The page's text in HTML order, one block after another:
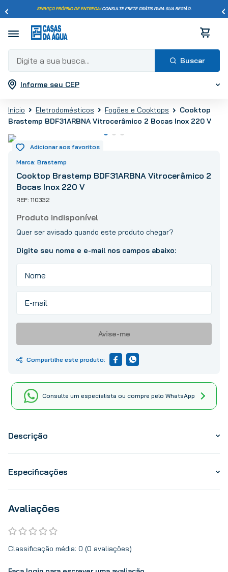
SERVIÇO PRÓPRIO DE ENTREGA!CONSULTE FRETE GRÁTIS PARA SUA REGIÃO.
Digite a sua busca...
Informe seu CEP
Eletrodomésticos Fogões e Cooktops
Cooktop
Brastemp BDF31ARBNA Vitrocerâmico 2 Bocas Inox 220 V
Brastemp
Cooktop Brastemp BDF31ARBNA Vitrocerâmico 2
Bocas Inox 220 V
110332
Avise-me
Consulte um especialista ou compre pelo WhatsApp
Descrição
Especificações
Avaliações
Classificação média: 0 (0 avaliações)
Termos mais buscados
2
porcelanato
4
º
revestimento
5º
vaso sanitário
6º
chuveiro
7º
cimento
8º
torneira
9º
telha
10º tinta